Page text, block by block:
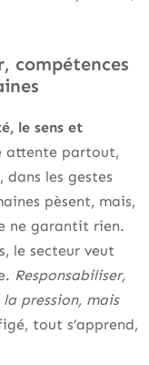
compétences
le sens et
attente partout,
dans les gestes
pèsent, mais,
ne garantit rien.
le secteur veut
Responsabiliser,
pression, mais
tout s’apprend,